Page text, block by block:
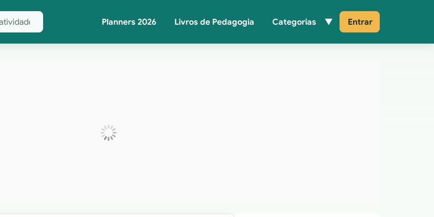
Planners 2026
Livros de Pedagogia Categorias Entrar